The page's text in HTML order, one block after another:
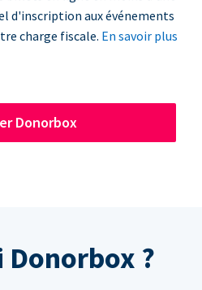
d'inscription aux événements
charge fiscale. En savoir plus
Donorbox
?